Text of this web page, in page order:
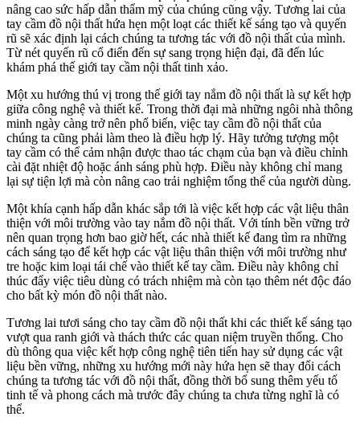
nâng cao sức hấp dẫn thẩm mỹ của chúng cũng vậy. Tương lai của
tay cầm đồ nội thất hứa hẹn một loạt các thiết kế sáng tạo và quyến
rũ sẽ xác định lại cách chúng ta tương tác với đồ nội thất của mình.
Từ nét quyến rũ cổ điển đến sự sang trọng hiện đại, đã đến lúc
khám phá thế giới tay cầm nội thất tinh xảo.
Một xu hướng thú vị trong thế giới tay nắm đồ nội thất là sự kết hợp
giữa công nghệ và thiết kế. Trong thời đại mà những ngôi nhà thông
minh ngày càng trở nên phổ biến, việc tay cầm đồ nội thất của
chúng ta cũng phải làm theo là điều hợp lý. Hãy tưởng tượng một
tay cầm có thể cảm nhận được thao tác chạm của bạn và điều chỉnh
cài đặt nhiệt độ hoặc ánh sáng phù hợp. Điều này không chỉ mang
lại sự tiện lợi mà còn nâng cao trải nghiệm tổng thể của người dùng.
Một khía cạnh hấp dẫn khác sắp tới là việc kết hợp các vật liệu thân
thiện với môi trường vào tay nắm đồ nội thất. Với tính bền vững trở
nên quan trọng hơn bao giờ hết, các nhà thiết kế đang tìm ra những
cách sáng tạo để kết hợp các vật liệu thân thiện với môi trường như
tre hoặc kim loại tái chế vào thiết kế tay cầm. Điều này không chỉ
thúc đẩy việc tiêu dùng có trách nhiệm mà còn tạo thêm nét độc đáo
cho bất kỳ món đồ nội thất nào.
Tương lai tươi sáng cho tay cầm đồ nội thất khi các thiết kế sáng tạo
vượt qua ranh giới và thách thức các quan niệm truyền thống. Cho
dù thông qua việc kết hợp công nghệ tiên tiến hay sử dụng các vật
liệu bền vững, những xu hướng mới này hứa hẹn sẽ thay đổi cách
chúng ta tương tác với đồ nội thất, đồng thời bổ sung thêm yếu tố
tinh tế và phong cách mà trước đây chúng ta chưa từng nghĩ là có
thể.